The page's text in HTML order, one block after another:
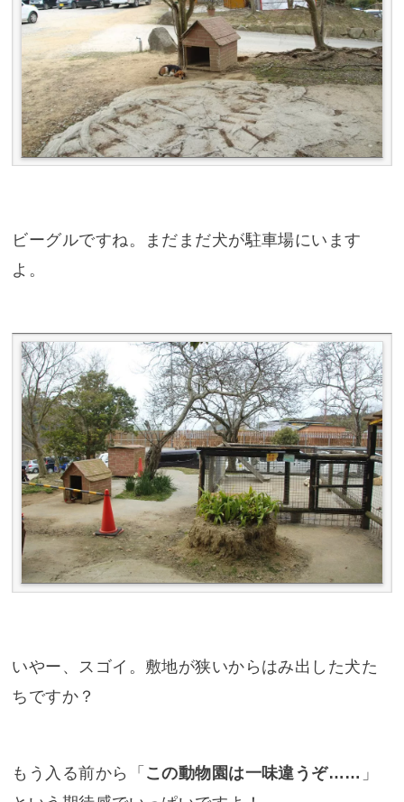
ビーグルですね。まだまだ犬が駐車場にいます
よ。
いやー、スゴイ。敷地が狭いからはみ出した犬た
ちですか？
もう入る前から「 この動物園は一味違うぞ…… 」